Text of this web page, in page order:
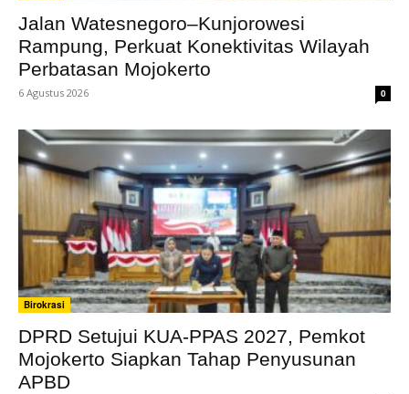
Jalan Watesnegoro–Kunjorowesi
Rampung, Perkuat Konektivitas Wilayah
Perbatasan Mojokerto
6 Agustus 2026 0
Birokrasi
DPRD Setujui KUA-PPAS 2027, Pemkot
Mojokerto Siapkan Tahap Penyusunan
APBD